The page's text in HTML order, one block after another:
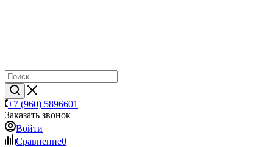
+7 (960) 5896601
Заказать звонок
Войти
Сравнение0